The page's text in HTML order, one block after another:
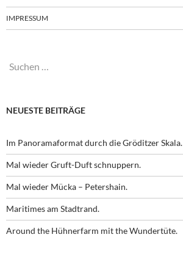
IMPRESSUM
Suchen
NEUESTE BEITRÄGE
Im Panoramaformat durch die Gröditzer Skala.
Mal wieder Gruft-Duft schnuppern.
Mal wieder Mücka – Petershain.
Maritimes am Stadtrand.
Around the Hühnerfarm mit the Wundertüte.